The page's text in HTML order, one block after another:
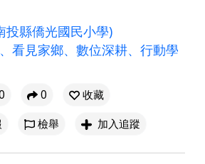
投縣僑光國民小學)
看見家鄉、數位深耕、行動學
0
收藏
檢舉 加入追蹤